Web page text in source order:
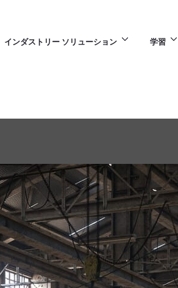
インダストリー ソリューション 学習